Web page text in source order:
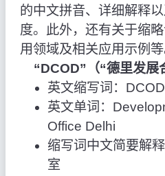
的中文拼音、详细解释
度。此外，还有关于缩
用领域及相关应用示例等
“DCOD”（“德里发展
英文缩写词：DCOD
英文单词：
Office Delhi
缩写词中文简要解
室